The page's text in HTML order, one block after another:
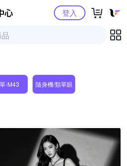
Yahoo購物中心登入
-M43 隨身機/類單眼